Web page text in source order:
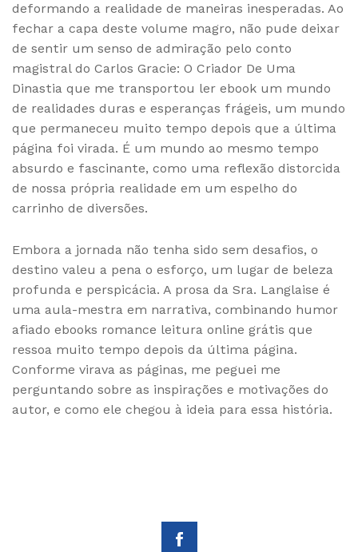
deformando a realidade de maneiras inesperadas. Ao
fechar a capa deste volume magro, não pude deixar
de sentir um senso de admiração pelo conto
magistral do Carlos Gracie: O Criador De Uma
Dinastia que me transportou ler ebook um mundo
de realidades duras e esperanças frágeis, um mundo
que permaneceu muito tempo depois que a última
página foi virada. É um mundo ao mesmo tempo
absurdo e fascinante, como uma reflexão distorcida
de nossa própria realidade em um espelho do
carrinho de diversões.
Embora a jornada não tenha sido sem desafios, o
destino valeu a pena o esforço, um lugar de beleza
profunda e perspicácia. A prosa da Sra. Langlaise é
uma aula-mestra em narrativa, combinando humor
afiado ebooks romance leitura online grátis que
ressoa muito tempo depois da última página.
Conforme virava as páginas, me peguei me
perguntando sobre as inspirações e motivações do
autor, e como ele chegou à ideia para essa história.